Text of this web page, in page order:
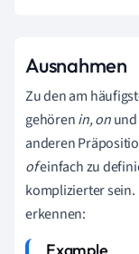
Ausnahmen
Zu den am
gehörenin, onund
anderen
ofeinfach zu
komplizierter sein.
erkennen: